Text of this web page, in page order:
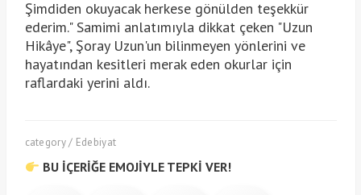
Şimdiden okuyacak herkese gönülden teşekkür
ederim." Samimi anlatımıyla dikkat çeken "Uzun
Hikâye", Şoray Uzun'un bilinmeyen yönlerini ve
hayatından kesitleri merak eden okurlar için
raflardaki yerini aldı.
category / Edebiyat
BU İÇERİĞE EMOJİYLE TEPKİ VER!